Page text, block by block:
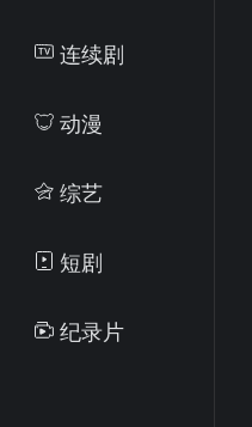
连续剧
动漫
综艺
短剧
纪录片